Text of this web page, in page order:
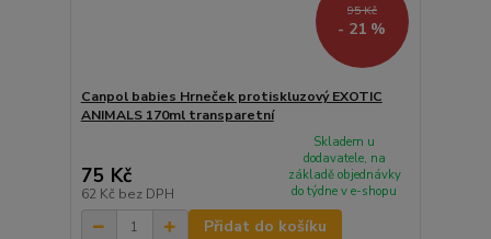
95 Kč
- 21 %
Canpol babies Hrneček protiskluzový EXOTIC
ANIMALS 170ml transparetní
75 Kč
62 Kč bez DPH
Skladem u
dodavatele, na
základě objednávky
do týdne v e-shopu
Přidat do košíku